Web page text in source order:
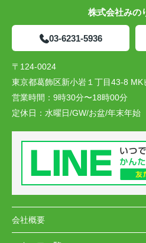
株式会社みの
03-6231-5936
〒124-0024
東京都葛飾区新小岩１丁目43-8 MK
営業時間： 9時30分〜18時00分
定休日： 水曜日/GW/お盆/年末年始
会社概要